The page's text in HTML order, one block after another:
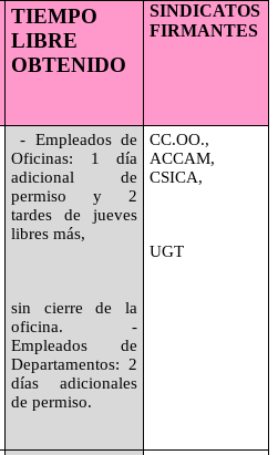
TIEMPO
LIBRE
OBTENIDO
SINDICATOS
FIRMANTES
- Empleados de
Oficinas: 1 día
adicional de
permiso y 2
tardes de jueves
libres más,
sin cierre de la
oficina. -
Empleados de
Departamentos: 2
días adicionales
de permiso.
CC.OO.,
ACCAM,
CSICA,
UGT